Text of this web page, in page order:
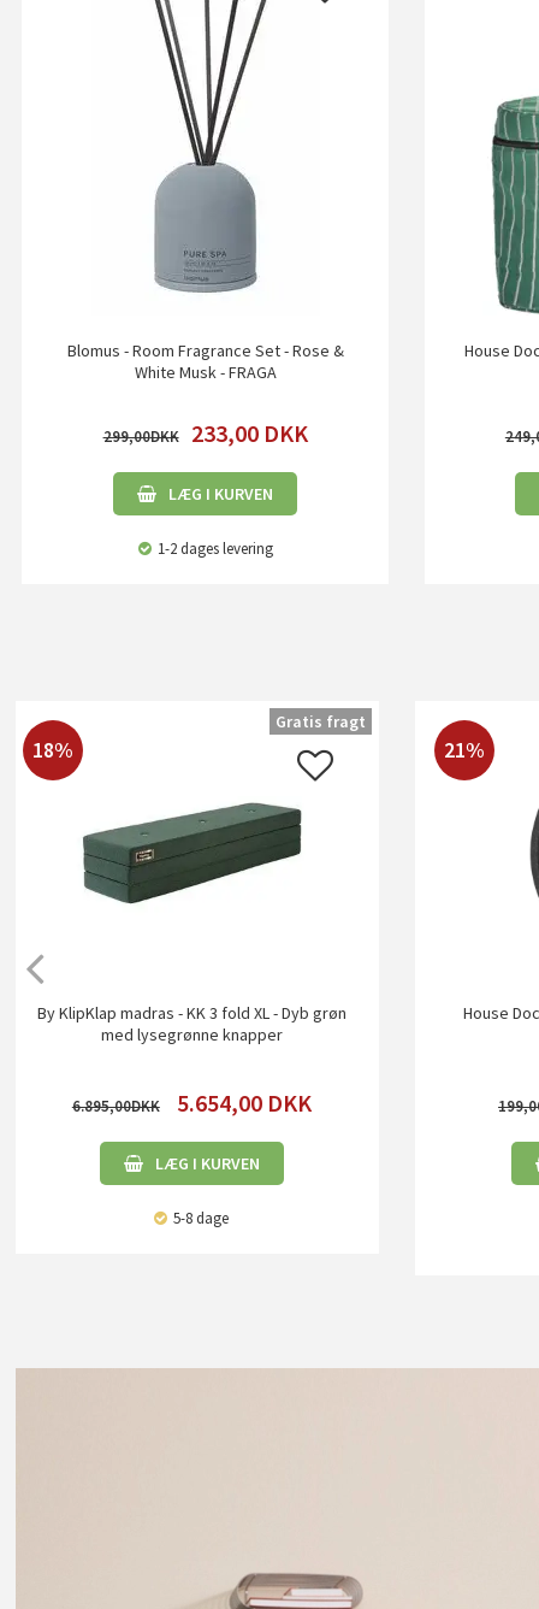
Blomus - Room Fragrance Set - Rose &
White Musk - FRAGA
299,00 233,00 DKK
LÆG I KURVEN
1-2 dages levering
House
18%
By KlipKlap madras - KK 3 fold XL - Dyb grøn
med lysegrønne knapper
6.895,00 5.654,00 DKK
LÆG I KURVEN
5-8 dage
Gratis fragt
21%
House